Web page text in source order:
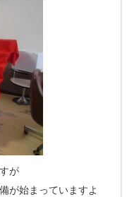
が
が始まっていますよ